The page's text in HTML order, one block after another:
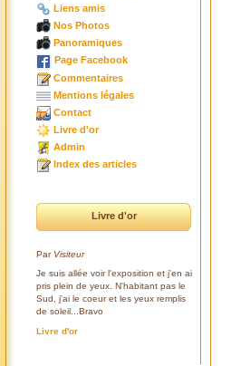
Liens amis
Nos Photos
Panoramiques
Page Facebook
Commentaires
Mentions légales
Contact
Livre d'or
Admin
Index des articles
Livre d'or
Par Visiteur
Je suis allée voir l'exposition et j'en ai
pris plein de yeux. N'habitant pas le
Sud, j'ai le coeur et les yeux remplis
de soleil...Bravo
Livre d'or